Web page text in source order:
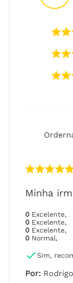
Minha
0 Excelente,
0 Excelente,
0 Excelente,
0 Normal,
Sim,
Por: